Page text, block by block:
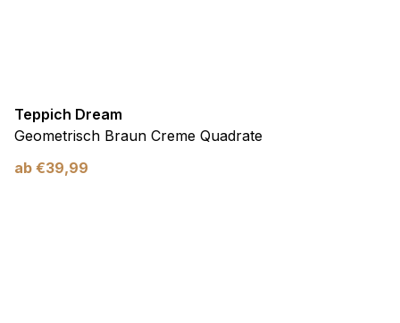
Teppich Dream
Geometrisch Braun Creme Quadrate
ab €39,99